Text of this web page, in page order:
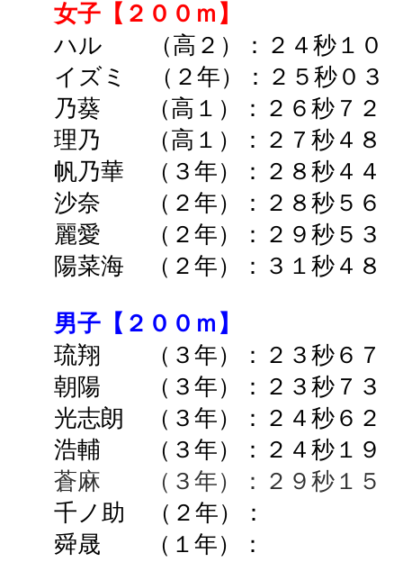
女子【２００ｍ】
ハル （高２）：２４秒１
イズミ （２年）：２５秒０
乃葵 （高１）：２６秒７
理乃 （高１）：２７秒４
帆乃華 （３年）：２８秒４
沙奈 （２年）：２８秒５
麗愛
（２年）：２９秒５
陽菜海 （２年）：３１秒４
男子【２００ｍ】
琉翔
（３年）：２３秒６
朝陽
（３年）：２３秒７
光志朗 （３年）：２４秒６
浩輔 （３年）：２４秒１
蒼麻 （３年）：２９秒１
千ノ助 （２年）： ➡
舜晟 （１年）：